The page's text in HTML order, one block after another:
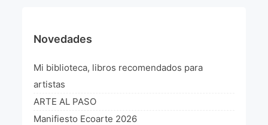
L’art Colombien à Paris 2019
L’art Latino-américain à Paris 2019
Novedades
Mi biblioteca, libros recomendados para
artistas
ARTE AL PASO
Manifiesto Ecoarte 2026